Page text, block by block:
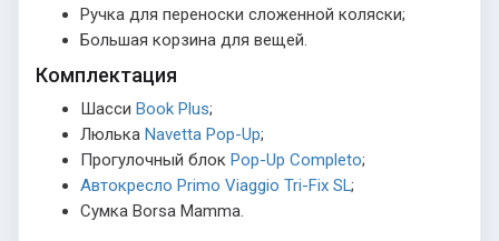
Ручка для переноски сложенной коляски;
Большая корзина для вещей.
Комплектация
Шасси Book Plus;
Люлька Navetta Pop-Up;
Прогулочный блок Pop-Up Completo;
Автокресло Primo Viaggio Tri-Fix SL;
Сумка Borsa Mamma.